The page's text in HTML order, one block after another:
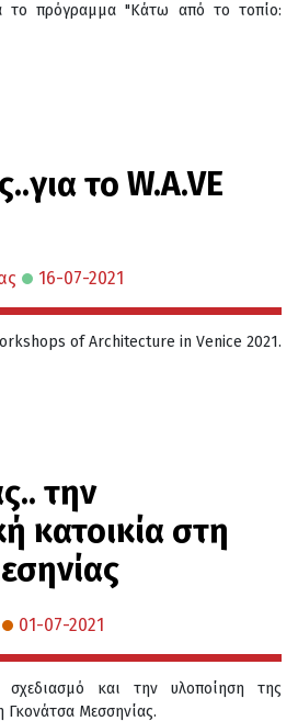
το πρόγραμμα "Κάτω από το τοπίο:
το W.A.VE
16-07-2021
of Architecture in Venice 2021.
την
κατοικία στη
01-07-2021
σχεδιασμό και την υλοποίηση της
Γκονάτσα Μεσσηνίας.